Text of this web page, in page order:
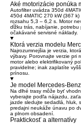
Aké motorizácie ponúka
Autofilter uvádza 350d
450d 4MATIC 270 kW (367
rozsahu 5,3 – 6,2 s. Motor
dĺžku trás, nabíjanie,
očakávané servisné náklady.
Ktorá verzia modelu
Najrozumnejšia je verzia,
výbavy. Porovnajte verzie pri
motor alebo elektrifikovaný
pravidelne; inak zaplatíte
prínosu.
Je model Mercedes-
Na dlhé trasy môže byť
vyberajte podľa nájazdu,
jazde sledujte sedadlá, hluk,
predajni neukáže únavu po
a plnom obsadení.
Praktickosť a alternatívy